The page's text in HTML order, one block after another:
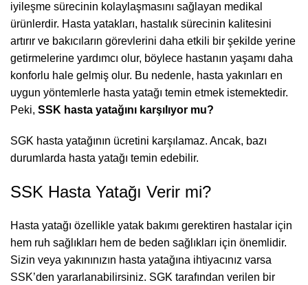
iyileşme sürecinin kolaylaşmasını sağlayan medikal
ürünlerdir. Hasta yatakları, hastalık sürecinin kalitesini
artırır ve bakıcıların görevlerini daha etkili bir şekilde yerine
getirmelerine yardımcı olur, böylece hastanın yaşamı daha
konforlu hale gelmiş olur. Bu nedenle, hasta yakınları en
uygun yöntemlerle hasta yatağı temin etmek istemektedir.
Peki, SSK hasta yatağını karşılıyor mu?
SGK hasta yatağının ücretini karşılamaz. Ancak, bazı
durumlarda hasta yatağı temin edebilir.
SSK Hasta Yatağı Verir mi?
Hasta yatağı özellikle yatak bakımı gerektiren hastalar için
hem ruh sağlıkları hem de beden sağlıkları için önemlidir.
Sizin veya yakınınızın hasta yatağına ihtiyacınız varsa
SSK’den yararlanabilirsiniz. SGK tarafından verilen bir